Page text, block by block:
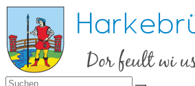
Zum
Inhalt
springen